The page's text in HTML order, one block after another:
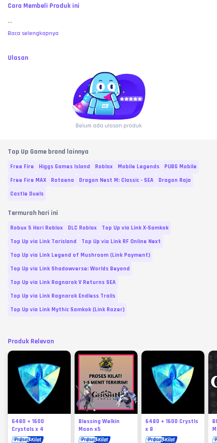
Cara Membeli Produk ini
...
Baca selengkapnya
Ulasan
Belum ada ulasan produk
Top Up Game brand lainnya
Free Fire Higgs Games Island Roblox Mobile Legends
PUBG Mobile
Free Fire MAX
Rotaeno Dragon Nest M: Classic - SEA
Dragon Raja
Castle Duels
Termurah hari ini
Robux 5 Hari Roblox DLC Roblox
Top Up via Link X-Samkok
Top Up via Link Tarisland
Top Up via Link RF Online Next
Top Up via Link Legend of Mushroom (Link Payment)
Top Up via Link Shadowverse: Worlds Beyond
Top Up via Link Ragnarok V Returns SEA
Top Up via Link Ragnarok Endless Trails
Top Up via Link Mythic Samkok (Link Razer)
Produk Relevan
6480 + 1600
Crystals x 4
Blessing Welkin
Moon x5
6480 + 1600 Crystls
x 8